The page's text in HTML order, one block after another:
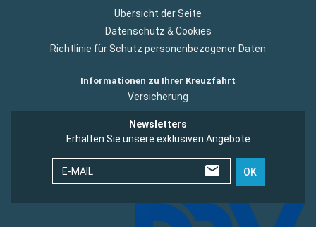
Übersicht der Seite
Datenschutz & Cookies
Richtlinie für Schutz personenbezogener Daten
Informationen zu Ihrer Kreuzfahrt
Versicherung
Newsletters
Erhalten Sie unsere exklusiven Angebote
E-MAIL OK